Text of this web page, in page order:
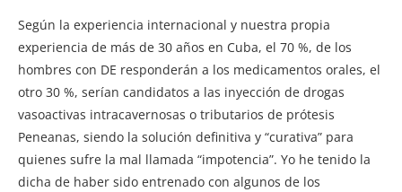
Según la experiencia internacional y nuestra propia
experiencia de más de 30 años en Cuba, el 70 %, de los
hombres con DE responderán a los medicamentos orales, el
otro 30 %, serían candidatos a las inyección de drogas
vasoactivas intracavernosas o tributarios de prótesis
Peneanas, siendo la solución definitiva y “curativa” para
quienes sufre la mal llamada “impotencia”. Yo he tenido la
dicha de haber sido entrenado con algunos de los